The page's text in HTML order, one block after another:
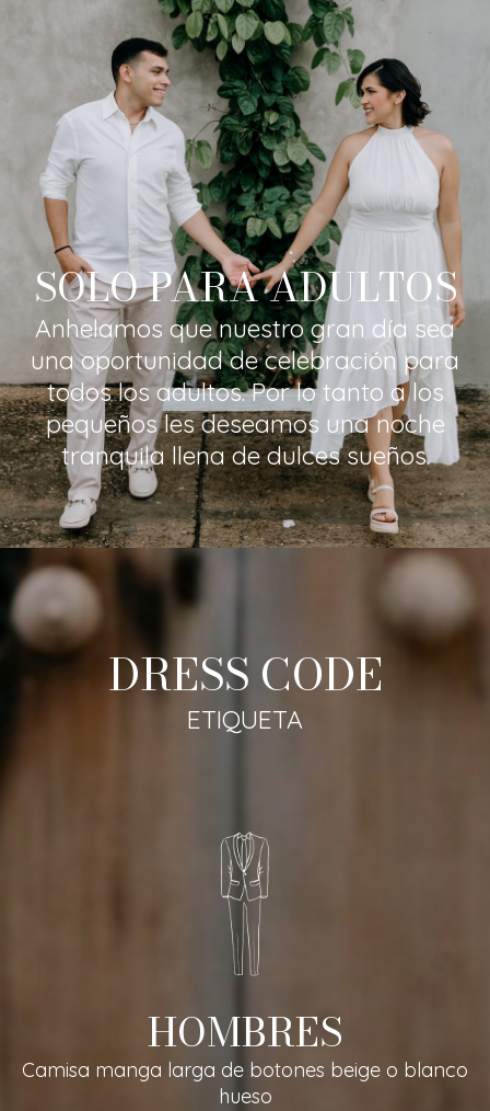
SOLO PARA ADULTOS
Anhelamos que nuestro gran día sea
una oportunidad de celebración para
todos los adultos. Por lo tanto a los
pequeños les deseamos una noche
tranquila llena de dulces sueños.
DRESS CODE
ETIQUETA
HOMBRES
Camisa manga larga de botones beige o blanco
hueso